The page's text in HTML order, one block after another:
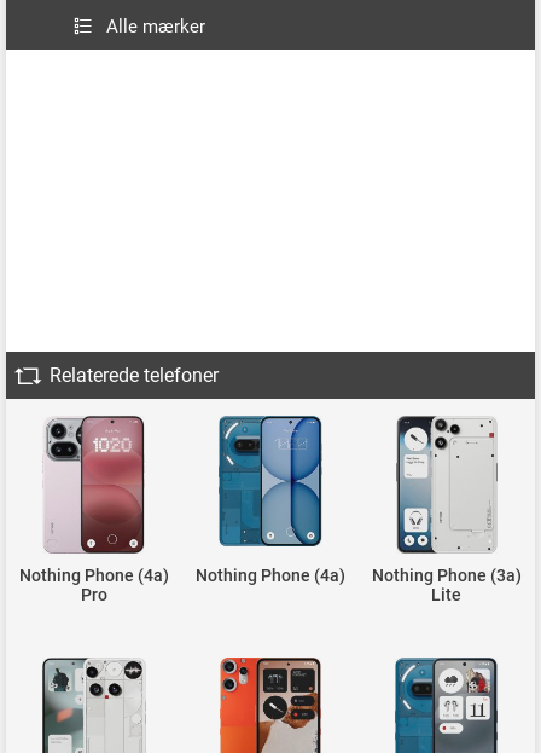
Alle mærker
Relaterede telefoner
Nothing Phone (4a)
Pro
Nothing Phone (4a)
Nothing Phone (3a)
Lite